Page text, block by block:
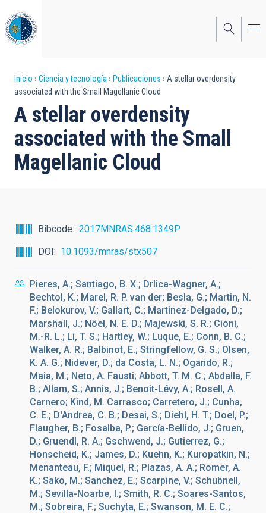
al
contenido
principal
Sobrescribir
enlaces
de
ayuda
a
Inicio Ciencia y tecnología Publicaciones
A stellar overdensity
associated with the Small Magellanic Cloud
A stellar overdensity
associated with the Small
Magellanic Cloud
Bibcode
2017MNRAS.468.1349P
DOI
10.1093/mnras/stx507
Pieres, A.; Santiago, B. X.; Drlica-Wagner, A.;
Bechtol, K.; Marel, R. P. van der; Besla, G.; Martin, N.
F.; Belokurov, V.; Gallart, C.; Martinez-Delgado, D.;
Marshall, J.; Nöel, N. E. D.; Majewski, S. R.; Cioni,
M.-R. L.; Li, T. S.; Hartley, W.; Luque, E.; Conn, B. C.;
Walker, A. R.; Balbinot, E.; Stringfellow, G. S.; Olsen,
K. A. G.; Nidever, D.; da Costa, L. N.; Ogando, R.;
Maia, M.; Neto, A. Fausti; Abbott, T. M. C.; Abdalla, F.
B.; Allam, S.; Annis, J.; Benoit-Lévy, A.; Rosell, A.
Carnero; Kind, M. Carrasco; Carretero, J.; Cunha,
C. E.; D'Andrea, C. B.; Desai, S.; Diehl, H. T.; Doel, P.;
Flaugher, B.; Fosalba, P.; García-Bellido, J.; Gruen,
D.; Gruendl, R. A.; Gschwend, J.; Gutierrez, G.;
Honscheid, K.; James, D.; Kuehn, K.; Kuropatkin, N.;
Menanteau, F.; Miquel, R.; Plazas, A. A.; Romer, A.
K.; Sako, M.; Sanchez, E.; Scarpine, V.; Schubnell,
M.; Sevilla-Noarbe, I.; Smith, R. C.; Soares-Santos,
M.; Sobreira, F.; Suchyta, E.; Swanson, M. E. C.;